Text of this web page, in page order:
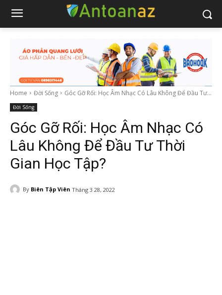
Home Đời Sống Góc Gỡ Rối: Học Âm Nhạc Có Lâu Không Để Đầu Tư...
Đời Sống
Góc Gỡ Rối: Học Âm Nhạc Có
Lâu Không Để Đầu Tư Thời
Gian Học Tập?
By Biên Tập Viên Tháng 3 28, 2022